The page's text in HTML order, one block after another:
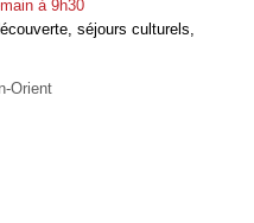
à 9h30
, séjours culturels,
Orient